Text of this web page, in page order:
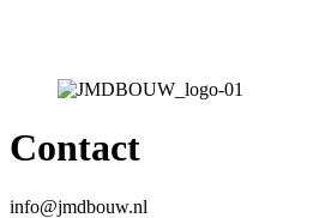
Contact
info@jmdbouw.nl